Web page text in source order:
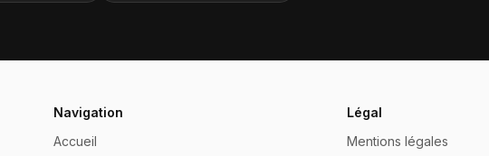
Navigation
Accueil
Légal
Mentions légales